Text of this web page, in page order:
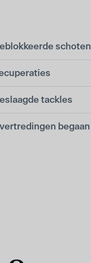
schoten
tackles
begaan